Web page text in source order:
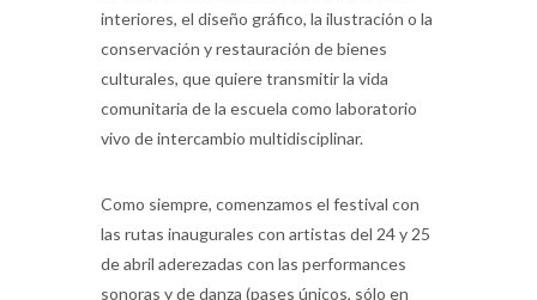
interiores, el diseño gráfico, la ilustración o la
conservación y restauración de bienes
culturales, que quiere transmitir la vida
comunitaria de la escuela como laboratorio
vivo de intercambio multidisciplinar.
Como siempre, comenzamos el festival con
las rutas inaugurales con artistas del 24 y 25
de abril aderezadas con las performances
sonoras y de danza (pases únicos, sólo en